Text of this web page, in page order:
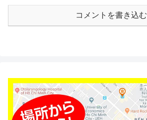
コメントを書き込む